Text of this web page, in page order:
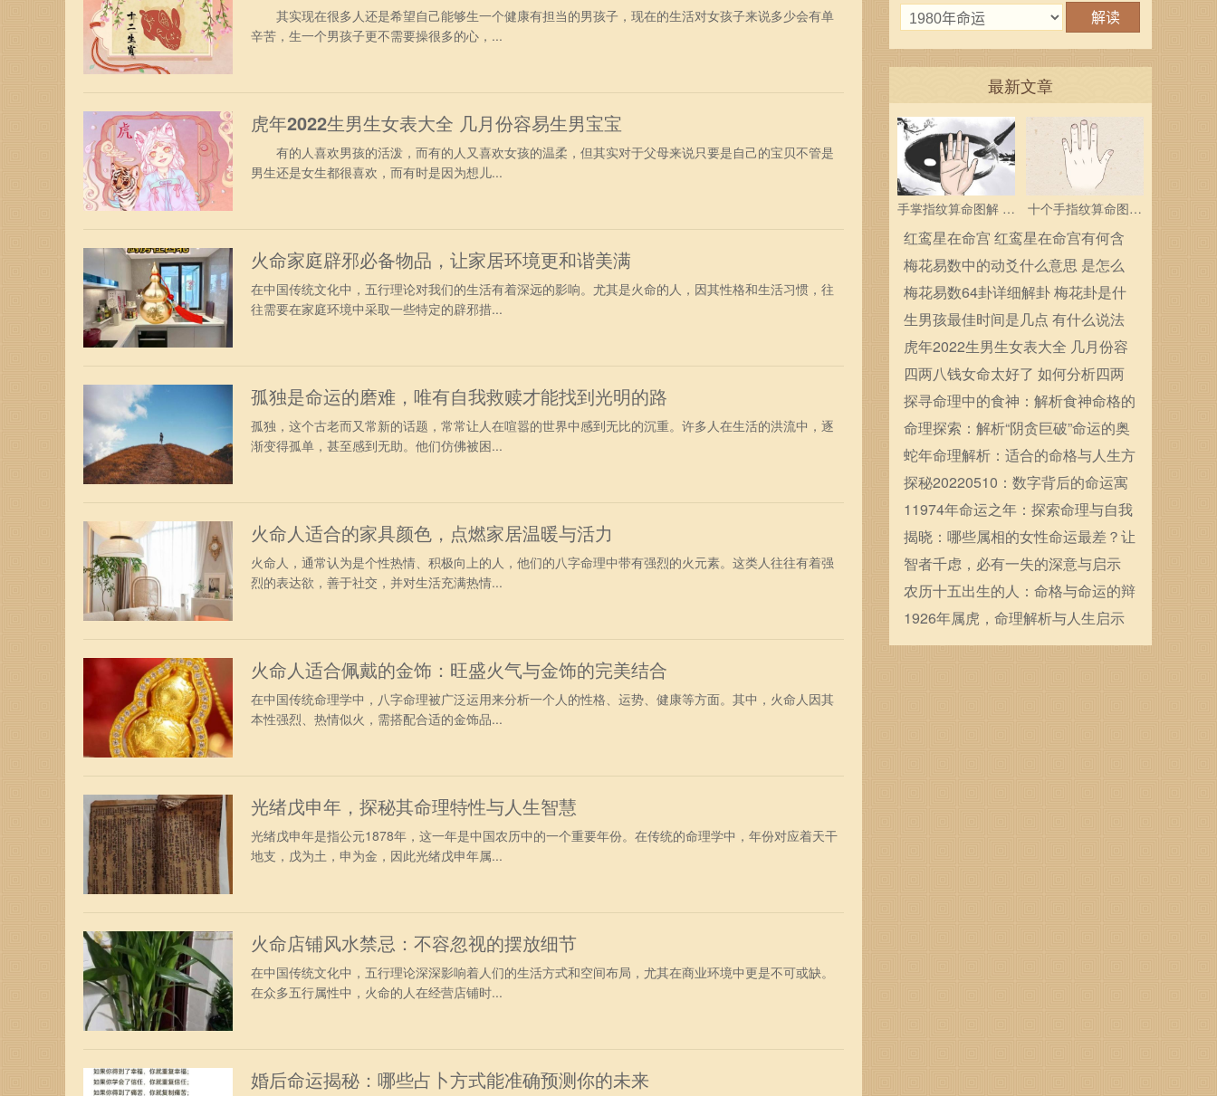
其实现在很多人还是希望自己能够生一个健康有担当的男孩子，现在的生活对女孩子来说多少会有单
辛苦，生一个男孩子更不需要操很多的心，...
虎年2022生男生女表大全 几月份容易生男宝宝
有的人喜欢男孩的活泼，而有的人又喜欢女孩的温柔，但其实对于父母来说只要是自己的宝贝不管是
男生还是女生都很喜欢，而有时是因为想儿...
火命家庭辟邪必备物品，让家居环境更和谐美满
在中国传统文化中，五行理论对我们的生活有着深远的影响。尤其是火命的人，因其性格和生活习惯，往
往需要在家庭环境中采取一些特定的辟邪措...
孤独是命运的磨难，唯有自我救赎才能找到光明的路
孤独，这个古老而又常新的话题，常常让人在喧嚣的世界中感到无比的沉重。许多人在生活的洪流中，逐
渐变得孤单，甚至感到无助。他们仿佛被困...
火命人适合的家具颜色，点燃家居温暖与活力
火命人，通常认为是个性热情、积极向上的人，他们的八字命理中带有强烈的火元素。这类人往往有着强
烈的表达欲，善于社交，并对生活充满热情...
火命人适合佩戴的金饰：旺盛火气与金饰的完美结合
在中国传统命理学中，八字命理被广泛运用来分析一个人的性格、运势、健康等方面。其中，火命人因其
本性强烈、热情似火，需搭配合适的金饰品...
光绪戊申年，探秘其命理特性与人生智慧
光绪戊申年是指公元1878年，这一年是中国农历中的一个重要年份。在传统的命理学中，年份对应着天干
地支，戊为土，申为金，因此光绪戊申年属...
火命店铺风水禁忌：不容忽视的摆放细节
在中国传统文化中，五行理论深深影响着人们的生活方式和空间布局，尤其在商业环境中更是不可或缺。
在众多五行属性中，火命的人在经营店铺时...
婚后命运揭秘：哪些占卜方式能准确预测你的未来
最新文章
手掌指纹算命图解 三
个斗多为中层领导
十个手指纹算命图解
分析指纹算命是什么
红鸾星在命宫 红鸾星在命宫有何含
义
梅花易数中的动爻什么意思 是怎么
确定的
梅花易数64卦详细解卦 梅花卦是什
么
生男孩最佳时间是几点 有什么说法
虎年2022生男生女表大全 几月份容
易生男宝宝
四两八钱女命太好了 如何分析四两
八钱女命
探寻命理中的食神：解析食神命格的
魅力与秘密
命理探索：解析“阴贪巨破”命运的奥
秘与启示
蛇年命理解析：适合的命格与人生方
向探讨
探秘20220510：数字背后的命运寓
意与人生启示
11974年命运之年：探索命理与自我
发展的奥秘
揭晓：哪些属相的女性命运最差？让
我们一探究竟！
智者千虑，必有一失的深意与启示
农历十五出生的人：命格与命运的辩
证关系
1926年属虎，命理解析与人生启示